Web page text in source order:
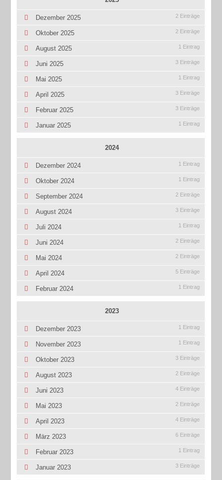
Dezember 2025 2 Einträge
Oktober 2025 2 Einträge
August 2025 1 Eintrag
Juni 2025 3 Einträge
Mai 2025 1 Eintrag
April 2025 3 Einträge
Februar 2025 3 Einträge
Januar 2025 1 Eintrag
2024
Dezember 2024 1 Eintrag
Oktober 2024 1 Eintrag
September 2024 2 Einträge
August 2024 3 Einträge
Juli 2024 1 Eintrag
Juni 2024 2 Einträge
Mai 2024 2 Einträge
April 2024 5 Einträge
Februar 2024 1 Eintrag
2023
Dezember 2023 1 Eintrag
November 2023 1 Eintrag
Oktober 2023 3 Einträge
August 2023 2 Einträge
Juni 2023 4 Einträge
Mai 2023 2 Einträge
April 2023 4 Einträge
März 2023 6 Einträge
Februar 2023 1 Eintrag
Januar 2023 3 Einträge